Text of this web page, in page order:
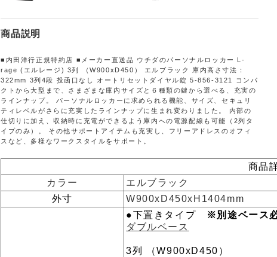
商品説明
■内田洋行正規特約店 ■メーカー直送品 ウチダのパーソナルロッカー L-
rage (エルレージ) 3列 （W900xD450） エルブラック 庫内高さ寸法：
322mm 3列4段 投函口なし オートリセットダイヤル錠 5-856-3121 コンパ
クトから大型まで、さまざまな庫内サイズと６種類の鍵から選べる、充実の
ラインナップ。 パーソナルロッカーに求められる機能、サイズ、セキュリ
ティレベルがさらに充実したラインナップに生まれ変わりました。 内部の
仕切りに加え、収納時に充電ができるよう庫内への電源配線も可能（2列タ
イプのみ）。 その他サポートアイテムも充実し、フリーアドレスのオフィ
スなど、多様なワークスタイルをサポート。
商品
カラー
エルブラック
外寸
W900xD450xH1404mm
●下置きタイプ
※別途ベース
ダブルベース
3列 （W900xD450）